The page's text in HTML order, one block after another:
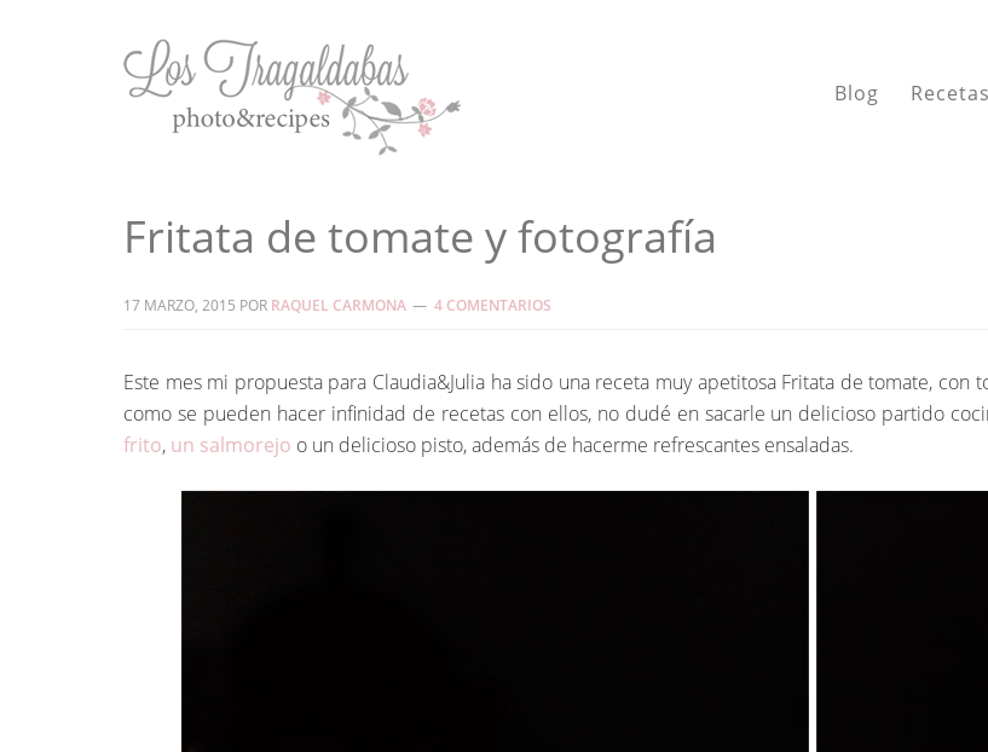
Blog Recetas
Fritata de tomate y fotografía
17 MARZO, 2015 POR RAQUEL CARMONA 4 COMENTARIOS
Este mes mi propuesta para Claudia&Julia ha sido una receta muy apetitosa Fritata de tomate,
como se pueden hacer infinidad de recetas con ellos, no dudé en sacarle un delicioso partido
frito, un salmorejo o un delicioso pisto, además de hacerme refrescantes ensaladas.